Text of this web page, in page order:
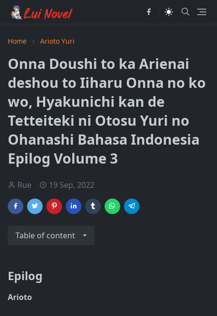
Home Arioto Yuri
Onna Doushi to ka Arienai
deshou to Iiharu Onna no ko
wo, Hyakunichi kan de
Tetteiteki ni Otosu Yuri no
Ohanashi Bahasa Indonesia
Epilog Volume 3
Rue 19 Sep, 2022
Table of content
Epilog
Arioto